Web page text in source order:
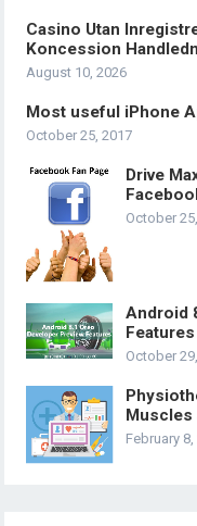
Casino Utan
Koncession
August 10, 2026
Most useful iPhone
October 25, 2017
Drive
October
Android
Features
October
Muscles
February